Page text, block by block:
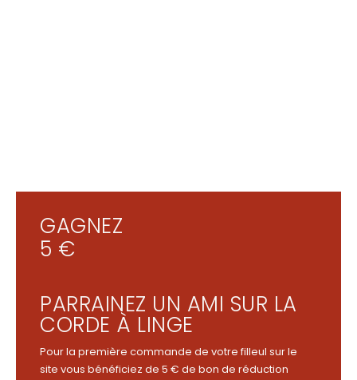
GAGNEZ
5 €
PARRAINEZ UN AMI SUR LA
CORDE À LINGE
Pour la première commande de votre filleul sur le
site vous bénéficiez de 5 € de bon de réduction